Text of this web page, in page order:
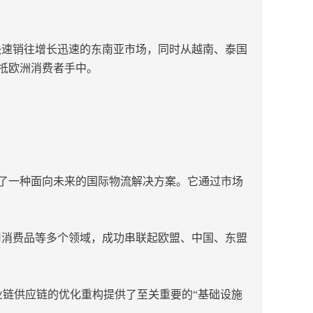
销往增长迅速的东南亚市场，同时从越南、泰国
洲消费者手中。
一种面向未来的国际物流解决方案。它通过市场
费品等多个领域，成功串联起欧盟、中国、东盟
供应链的优化重构提供了至关重要的“基础设施